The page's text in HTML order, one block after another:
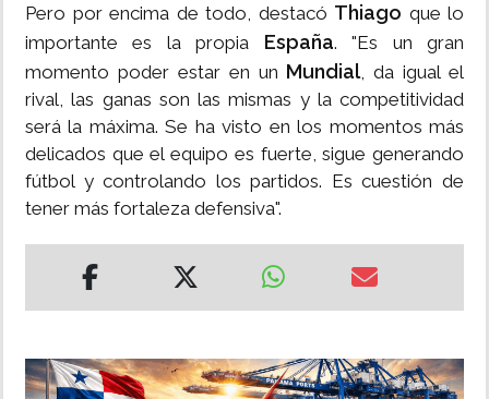
Pero por encima de todo, destacó Thiago que lo
importante es la propia España. "Es un gran
momento poder estar en un Mundial, da igual el
rival, las ganas son las mismas y la competitividad
será la máxima. Se ha visto en los momentos más
delicados que el equipo es fuerte, sigue generando
fútbol y controlando los partidos. Es cuestión de
tener más fortaleza defensiva".